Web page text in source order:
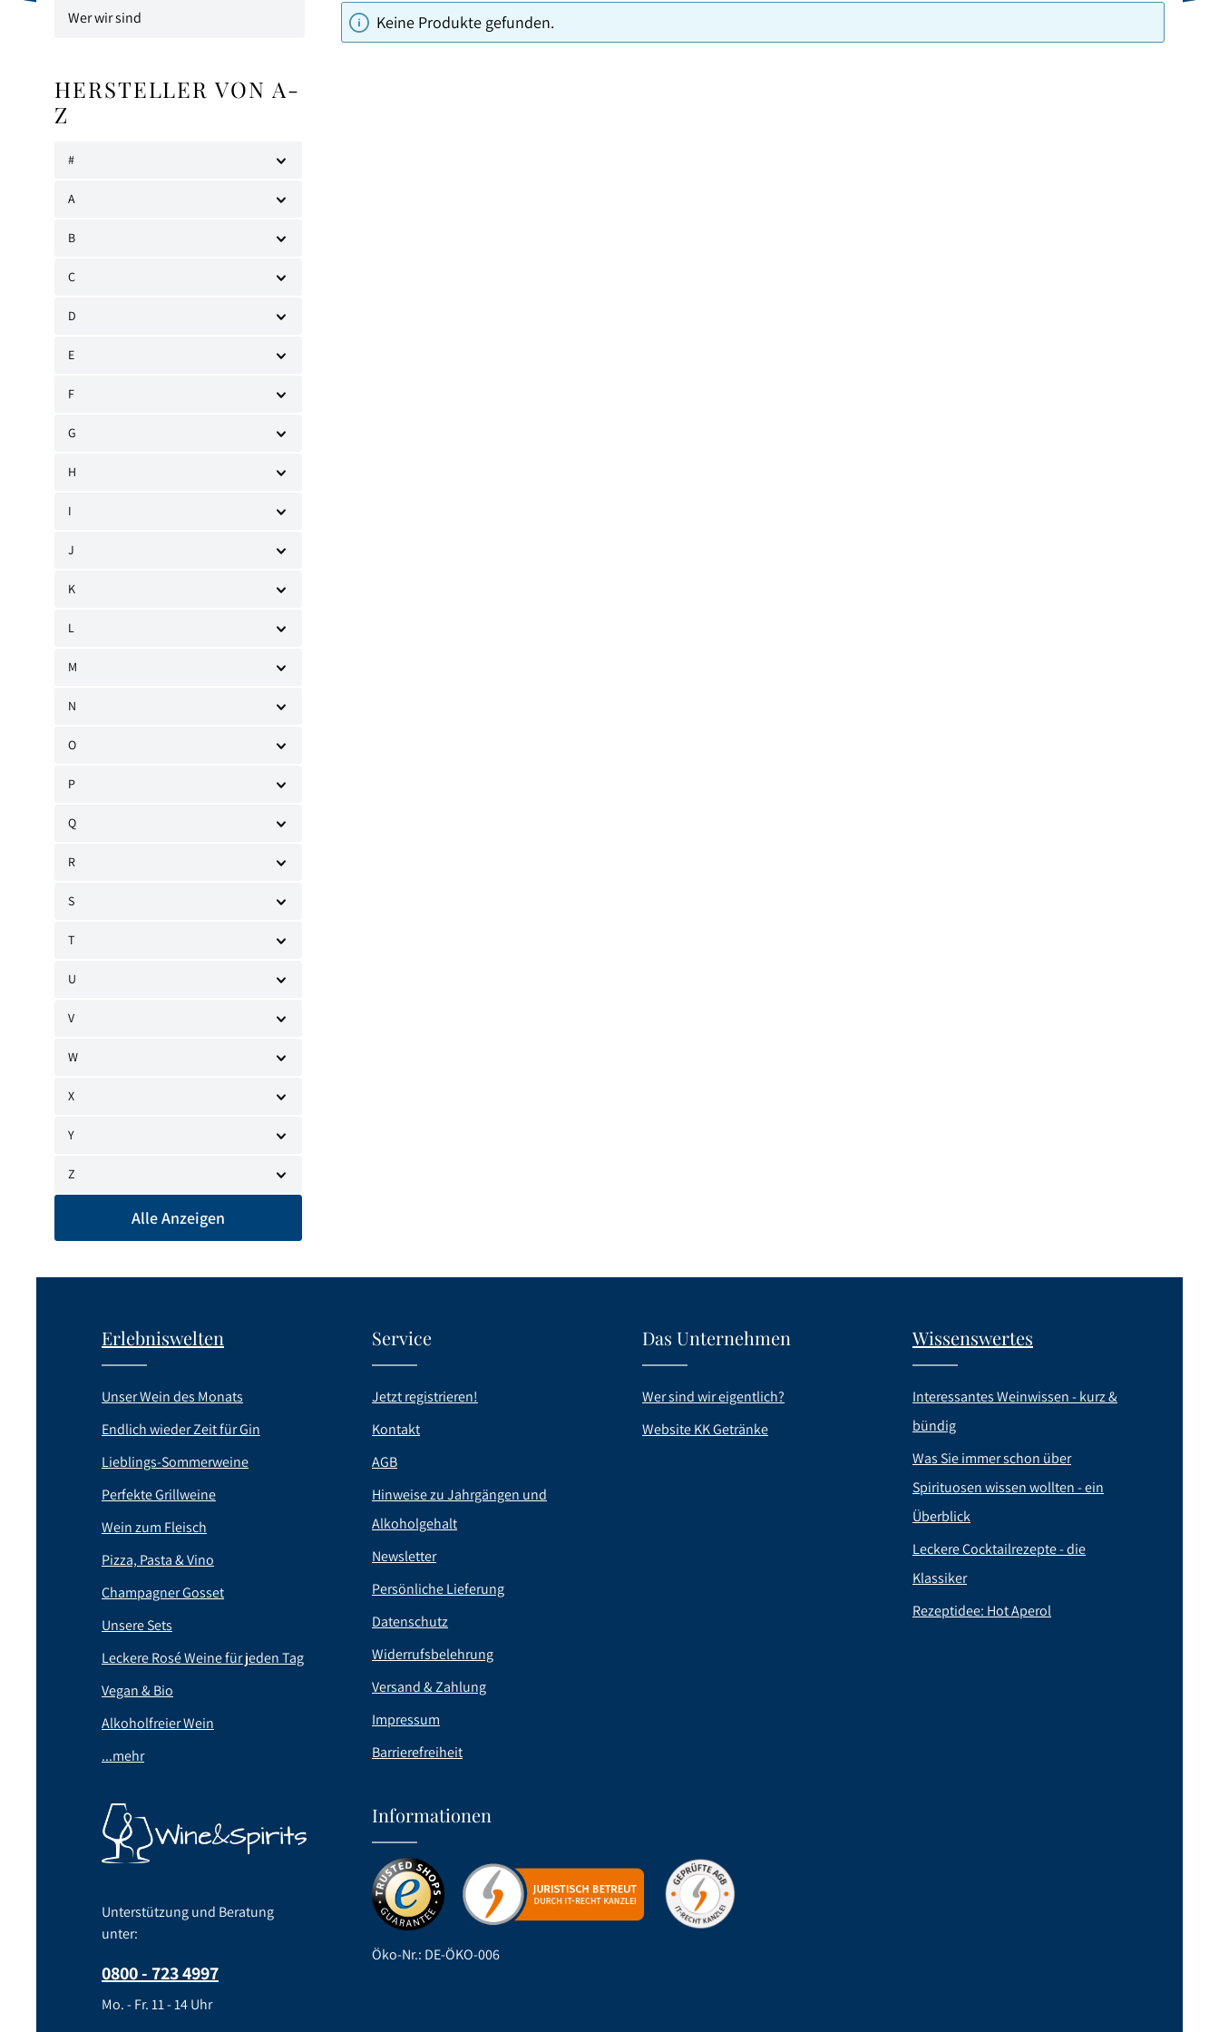
Wer wir sind
HERSTELLER VON A-
Z
#
A
B
C
D
E
F
G
H
I
J
K
L
M
N
O
P
Q
R
S
T
U
V
W
X
Y
Z
Alle Anzeigen
Keine Produkte gefunden.
Erlebniswelten
Unser Wein des Monats
Endlich wieder Zeit für Gin
Lieblings-Sommerweine
Perfekte Grillweine
Wein zum Fleisch
Pizza, Pasta & Vino
Champagner Gosset
Unsere Sets
Leckere Rosé Weine für jeden Tag
Vegan & Bio
Alkoholfreier Wein
...mehr
Service
Jetzt registrieren!
Kontakt
AGB
Hinweise zu Jahrgängen und
Alkoholgehalt
Newsletter
Persönliche Lieferung
Datenschutz
Widerrufsbelehrung
Versand & Zahlung
Impressum
Barrierefreiheit
Das Unternehmen
Wer sind wir eigentlich?
Website KK Getränke
Wissenswertes
Interessantes Weinwissen - kurz &
bündig
Was Sie immer schon über
Spirituosen wissen wollten - ein
Überblick
Leckere Cocktailrezepte - die
Klassiker
Rezeptidee: Hot Aperol
Unterstützung und Beratung
unter:
0800 - 723 4997
Mo. - Fr. 11 - 14 Uhr
Informationen
Öko-Nr.: DE-ÖKO-006